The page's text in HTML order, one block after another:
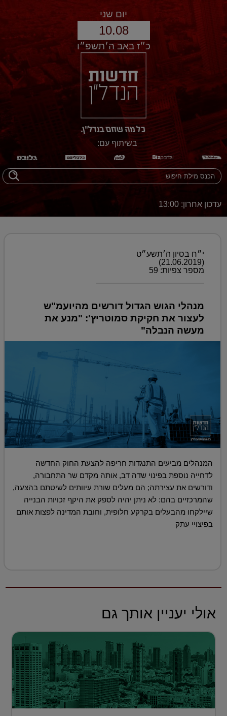
יום שני
10.08
כ״ז באב ה׳תשפ״ו
בשיתוף עם:
עדכון אחרון: 13:00
י״ח בסיון ה׳תשע״ט
(21.06.2019)
מספר צפיות: 59
מנהלי הגוש הגדול דורשים מהיועמ"ש
לעצור את חקיקת סמוטריץ': "מנע את
מעשה הנבלה"
המנהלים מביעים התנגדות חריפה להצעת החוק החדשה
לדחייה נוספת בפינוי שדה דב, אותה מקדם שר התחבורה,
ודורשים את עצירתה; הם מעלים שורת עיוותים לשיטתם בהצעה,
שהמרכזיים בהם: לא ניתן יהיה לספק את היקף זכויות הבנייה
שיילקחו מהבעלים בקרקע חלופית, וחובת המדינה לפצות אותם
בפיצויי עתק
אולי יעניין אותך גם